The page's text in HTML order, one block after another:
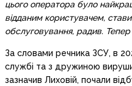
цього оператора було
відданим користувачем,
обслуговування, радив.
За словами речника ЗСУ, в
службі та з дружиною
зазначив Лиховій, почали